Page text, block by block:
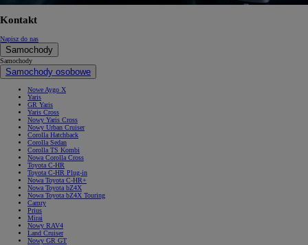
Kontakt
Napisz do nas
Samochody
Samochody
Samochody osobowe
Nowe Aygo X
Yaris
GR Yaris
Yaris Cross
Nowy Yaris Cross
Nowy Urban Cruiser
Corolla Hatchback
Corolla Sedan
Corolla TS Kombi
Nowa Corolla Cross
Toyota C-HR
Toyota C-HR Plug-in
Nowa Toyota C-HR+
Nowa Toyota bZ4X
Nowa Toyota bZ4X Touring
Camry
Prius
Mirai
Nowy RAV4
Land Cruiser
Nowy GR GT